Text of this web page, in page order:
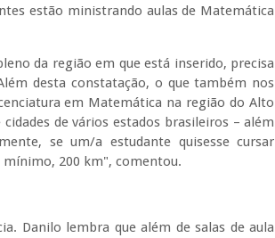
estão ministrando aulas de Matemática
da região em que está inserido, precisa
desta constatação, o que também nos
em Matemática na região do Alto
de vários estados brasileiros – além
se um/a estudante quisesse cursar
200 km", comentou.
Danilo lembra que além de salas de aula